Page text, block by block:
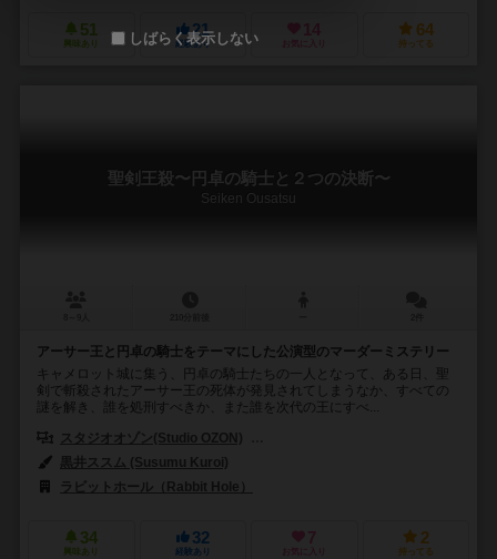
51
興味あり
21
経験あり
14
お気に入り
64
持ってる
聖剣王殺〜円卓の騎士と２つの決断〜
Seiken Ousatsu
アーサー王と円卓の騎士をテーマにした公演型のマーダーミステリー
キャメロット城に集う、円卓の騎士たちの一人となって、ある日、聖
剣で斬殺されたアーサー王の死体が発見されてしまうなか、すべての
謎を解き、誰を処刑すべきか、また誰を次代の王にすべ...
スタジオオゾン(Studio OZON)
黒井ススム (Susumu Kuroi)
ラビットホール（Rabbit Hole）
34
興味あり
32
経験あり
7
お気に入り
2
持ってる
しばらく表示しない